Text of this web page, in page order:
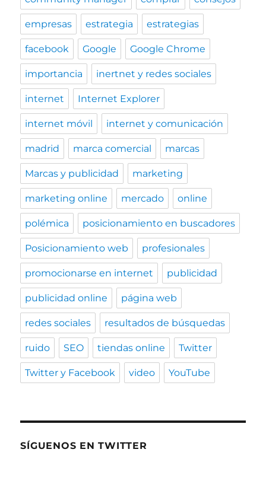
empresas estrategia estrategias
facebook Google Google Chrome
importancia inertnet y redes sociales
internet Internet Explorer
internet móvil internet y comunicación
madrid marca comercial marcas
Marcas y publicidad marketing
marketing online mercado online
polémica posicionamiento en buscadores
Posicionamiento web profesionales
promocionarse en internet publicidad
publicidad online página web
redes sociales resultados de búsquedas
ruido SEO tiendas online Twitter
Twitter y Facebook video YouTube
SÍGUENOS EN TWITTER